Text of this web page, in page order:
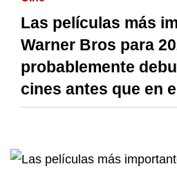
Las películas más
Warner Bros para
probablemente
cines antes que en